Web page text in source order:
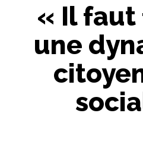
« Il faut
une